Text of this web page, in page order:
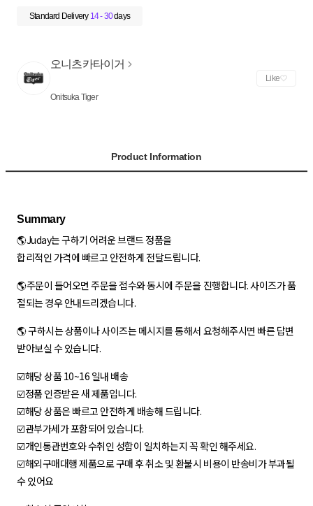
Standard Delivery 14 - 30days
오니츠카타이거
Onitsuka Tiger
Like
Product Information
Summary
🌎Juday는 구하기 어려운 브랜드 정품을
합리적인 가격에 빠르고 안전하게 전달드립니다.
🌎주문이 들어오면 주문을 접수와 동시에 주문을 진행합니다. 사이즈가 품
절되는 경우 안내드리겠습니다.
🌎 구하시는 상품이나 사이즈는 메시지를 통해서 요청해주시면 빠른 답변
받아보실 수 있습니다.
☑️해당 상품 10~16 일내 배송
☑️정품 인증받은 새 제품입니다.
☑️해당 상품은 빠르고 안전하게 배송해 드립니다.
☑️관부가세가 포함되어 있습니다.
☑️개인통관번호와 수취인 성함이 일치하는지 꼭 확인 해주세요.
☑️해외구매대행 제품으로 구매 후 취소 및 환불시 비용이 반송비가 부과될
수 있어요